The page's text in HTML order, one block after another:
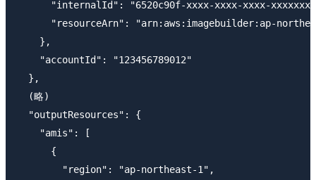
"internalId": "6520c90f-xxxx-xxxx-xxxx-
"resourceArn": "arn:aws:imagebuilder:ap-
    },
    "accountId": "123456789012"
  },
  (略)
  "outputResources": {
    "amis": [
      {
        "region": "ap-northeast-1",